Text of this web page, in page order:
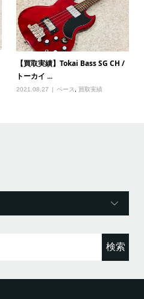
【買取実績】Tokai Bass SG CH /
トーカイ ...
2021.08.27 ベース 買取実績